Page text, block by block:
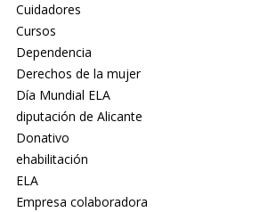
Cuidadores
Cursos
Dependencia
Derechos de la mujer
Día Mundial ELA
diputación de Alicante
Donativo
ehabilitación
ELA
Empresa colaboradora